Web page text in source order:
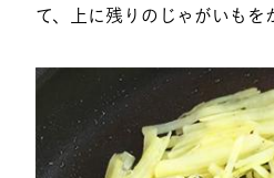
て、上に残りのじゃがいもを